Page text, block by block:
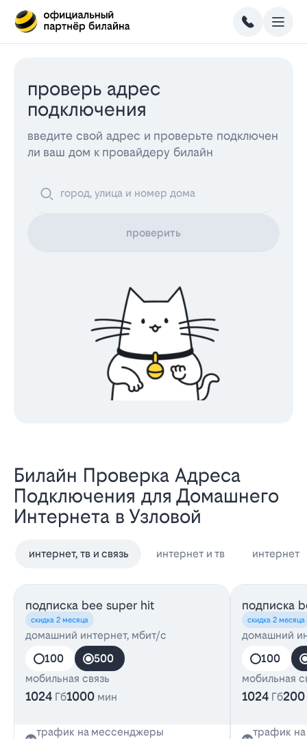
проверь адрес
подключения
введите свой адрес и проверьте подключен
ли ваш дом к провайдеру билайн
проверить
Билайн Проверка Адреса
Подключения для Домашнего
Интернета в Узловой
интернет, тв и связь интернет и тв интернет
подписка bee super hit
скидка 2 месяца
домашний интернет, мбит/с
100
500
мобильная связь
1024 Гб1000 мин
трафик на мессенджеры
подписка
скидка 2 месяца
домашний
100
мобильная
1024 Гб200
трафик